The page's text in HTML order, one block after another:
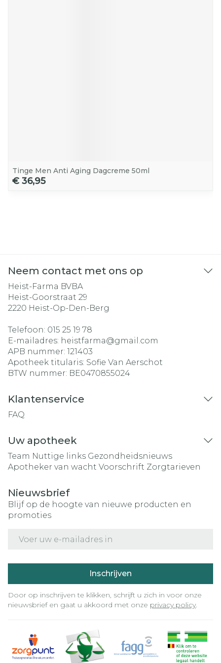
Tinge Men Anti Aging Dagcreme 50ml
€ 36,95
Neem contact met ons op
Heist-Farma BVBA
Heist-Goorstraat 29
2220 Heist-Op-Den-Berg
Telefoon: 015 25 19 78
E-mailadres: heistfarma@gmail.com
APB nummer: 121403
Apotheek titularis: Sofie Van Aerschot
BTW nummer: BE0470855024
Klantenservice
FAQ
Uw apotheek
Team Nuttige links Gezondheidsnieuws
Apotheker van wacht Voorschrift Zorgtarieven
Nieuwsbrief
Blijf op de hoogte van nieuwe producten en
promoties
Inschrijven
Door op inschrijven te klikken, schrijft u zich in voor onze
nieuwsbrief en gaat u akkoord met onze privacy policy.